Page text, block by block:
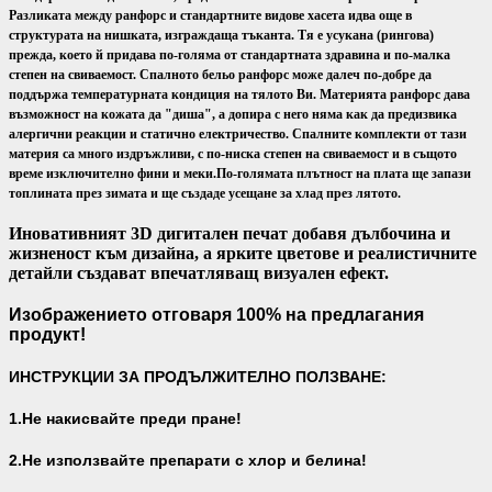
Разликата между ранфорс и стандартните видове хасета идва още в
структурата на нишката, изграждаща тъканта. Тя е усукана (рингова)
прежда, което й придава по-голяма от стандартната здравина и по-малка
степен на свиваемост. Спалното бельо ранфорс може далеч по-добре да
поддържа температурната кондиция на тялото Ви. Материята ранфорс дава
възможност на кожата да "диша", а допира с него няма как да предизвика
алергични реакции и статично електричество. Спалните комплекти от тази
материя са много издръжливи, с по-ниска степен на свиваемост и в същото
време изключително фини и меки.По-голямата плътност на плата ще запази
топлината през зимата и ще създаде усещане за хлад през лятото.
Иновативният 3D дигитален печат добавя дълбочина и
жизненост към дизайна, а ярките цветове и реалистичните
детайли създават впечатляващ визуален ефект.
Изображението отговаря 100% на предлагания
продукт!
ИНСТРУКЦИИ ЗА ПРОДЪЛЖИТЕЛНО ПОЛЗВАНЕ:
1.Не накисвайте преди пране!
2.Не използвайте препарати с хлор и белина!